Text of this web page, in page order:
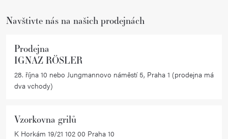
Navštivte nás na našich prodejnách
Prodejna
IGNAZ RÖSLER
28. října 10 nebo Jungmannovo náměstí 5, Praha 1 (prodejna má
dva vchody)
Vzorkovna grilů
K Horkám 19/21 102 00 Praha 10